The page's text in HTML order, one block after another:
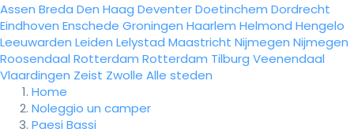
Assen Breda Den Haag DeventerDoetinchem Dordrecht
Eindhoven Enschede Groningen Haarlem Helmond Hengelo
Leeuwarden Leiden Lelystad Maastricht Nijmegen Nijmegen
Roosendaal Rotterdam Rotterdam Tilburg Veenendaal
Vlaardingen Zeist Zwolle Alle steden
Home
Noleggio un camper
Paesi Bassi